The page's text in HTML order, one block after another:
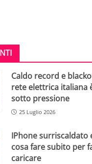
Caldo record e
rete elettrica italiana
sotto pressione
25 Luglio 2026
IPhone surriscaldato
cosa fare subito per
caricare